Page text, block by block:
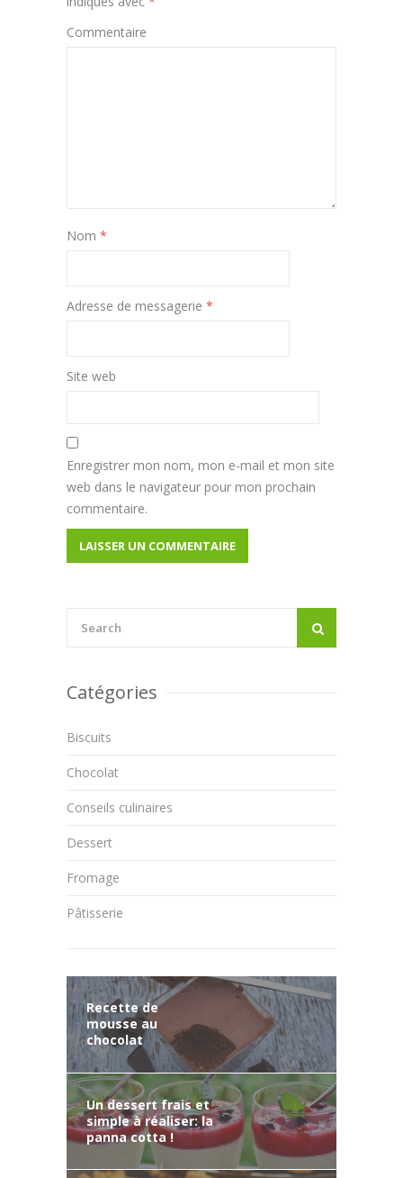
Commentaire
Nom *
Adresse de messagerie *
Site web
Enregistrer mon nom, mon e-mail et mon site
web dans le navigateur pour mon prochain
commentaire.
Catégories
Biscuits
Chocolat
Conseils culinaires
Dessert
Fromage
Pâtisserie
Recette de
mousse au
chocolat
Un dessert frais et
simple à réaliser: la
panna cotta !